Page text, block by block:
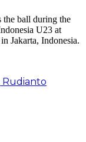
Rudianto